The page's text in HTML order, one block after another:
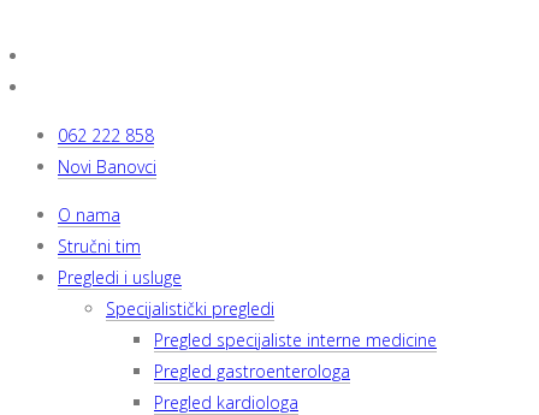
062 222 858
Novi Banovci
O nama
Stručni tim
Pregledi i usluge
Specijalistički pregledi
Pregled specijaliste interne medicine
Pregled gastroenterologa
Pregled kardiologa